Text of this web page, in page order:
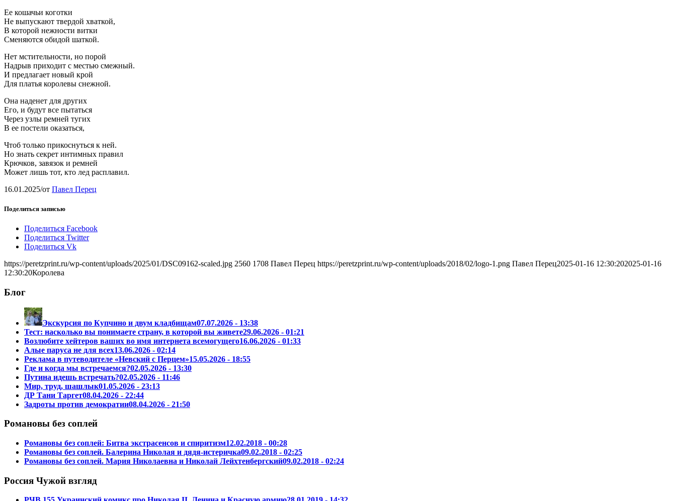
Ее кошачьи коготки
Не выпускают твердой хваткой,
В которой нежности витки
Сменяются обидой шаткой.
Нет мстительности, но порой
Надрыв приходит с местью смежный.
И предлагает новый крой
Для платья королевы снежной.
Она наденет для других
Его, и будут все пытаться
Через узлы ремней тугих
В ее постели оказаться,
Чтоб только прикоснуться к ней.
Но знать секрет интимных правил
Крючков, завязок и ремней
Может лишь тот, кто лед расплавил.
16.01.2025/от Павел Перец
Поделиться записью
Поделиться Facebook
Поделиться Twitter
Поделиться Vk
https://peretzprint.ru/wp-content/uploads/2025/01/DSC09162-scaled.jpg 2560 1708 Павел Перец https://peretzprint.ru/wp-content/uploads/2018/02/logo-1.png Павел Перец2025-01-16 12:30:202025-01-16
12:30:20Королева
Блог
Экскурсия по Купчино и двум кладбищам07.07.2026 - 13:38
Тест: насколько вы понимаете страну, в которой вы живете29.06.2026 - 01:21
Возлюбите хейтеров ваших во имя интернета всемогущего16.06.2026 - 01:33
Алые паруса не для всех13.06.2026 - 02:14
Реклама в путеводителе «Невский с Перцем»15.05.2026 - 18:55
Где и когда мы встречаемся?02.05.2026 - 13:30
Путина идешь встречать?02.05.2026 - 11:46
Мир, труд, шашлык01.05.2026 - 23:13
ДР Тани Таргет08.04.2026 - 22:44
Задроты против демократии08.04.2026 - 21:50
Романовы без соплей
Романовы без соплей: Битва экстрасенсов и спиритизм12.02.2018 - 00:28
Романовы без соплей. Балерина Николая и дядя-истеричка09.02.2018 - 02:25
Романовы без соплей. Мария Николаевна и Николай Лейхтенбергский09.02.2018 - 02:24
Россия Чужой взгляд